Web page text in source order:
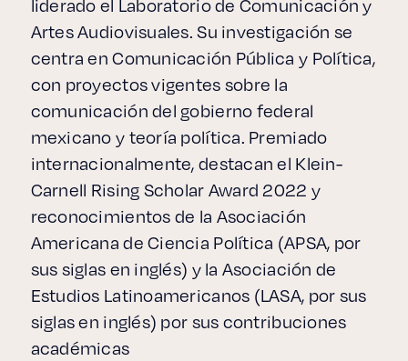
liderado el Laboratorio de Comunicación y
Artes Audiovisuales. Su investigación se
centra en Comunicación Pública y Política,
con proyectos vigentes sobre la
comunicación del gobierno federal
mexicano y teoría política. Premiado
internacionalmente, destacan el Klein-
Carnell Rising Scholar Award 2022 y
reconocimientos de la Asociación
Americana de Ciencia Política (APSA, por
sus siglas en inglés) y la Asociación de
Estudios Latinoamericanos (LASA, por sus
siglas en inglés) por sus contribuciones
académicas